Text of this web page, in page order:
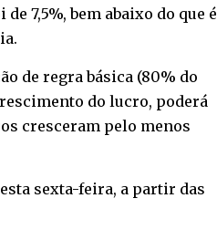
7,5%, bem abaixo do que é
de regra básica (80% do
do lucro, poderá
cresceram pelo menos
sexta-feira, a partir das